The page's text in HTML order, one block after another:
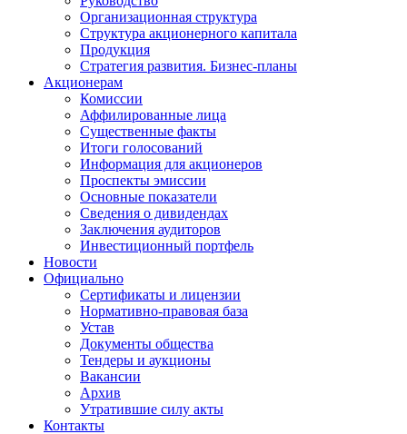
Организационная структура
Структура акционерного капитала
Продукция
Стратегия развития. Бизнес-планы
Акционерам
Комиссии
Аффилированные лица
Существенные факты
Итоги голосований
Информация для акционеров
Проспекты эмиссии
Основные показатели
Сведения о дивидендах
Заключения аудиторов
Инвестиционный портфель
Новости
Официально
Сертификаты и лицензии
Нормативно-правовая база
Устав
Документы общества
Тендеры и аукционы
Вакансии
Архив
Утратившие силу акты
Контакты